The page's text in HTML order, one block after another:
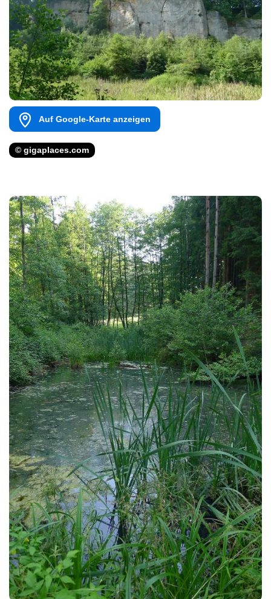
Auf Google-Karte anzeigen
© gigaplaces.com